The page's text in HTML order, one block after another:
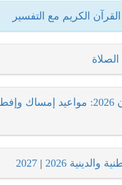
الكريم مع التفسير
والدينية 2026 |
2027